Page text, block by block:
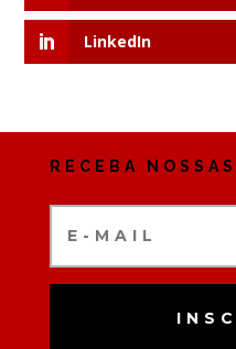
LinkedIn
RECEBA